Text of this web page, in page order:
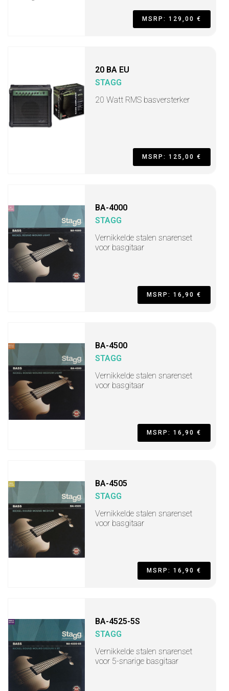
MSRP: 129,00 €
20 BA EU
STAGG
20 Watt RMS basversterker
MSRP: 125,00 €
BA-4000
STAGG
Vernikkelde stalen snarenset
voor basgitaar
MSRP: 16,90 €
BA-4500
STAGG
Vernikkelde stalen snarenset
voor basgitaar
MSRP: 16,90 €
BA-4505
STAGG
Vernikkelde stalen snarenset
voor basgitaar
MSRP: 16,90 €
BA-4525-5S
STAGG
Vernikkelde stalen snarenset
voor 5-snarige basgitaar